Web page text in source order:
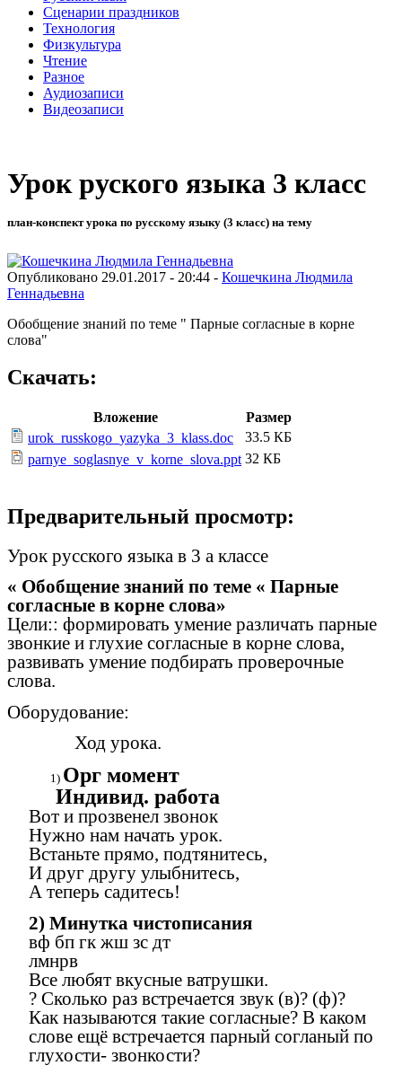
Сценарии праздников
Технология
Физкультура
Чтение
Разное
Аудиозаписи
Видеозаписи
Урок руского языка 3 класс
план-конспект урока по русскому языку (3 класс) на тему
Опубликовано 29.01.2017 - 20:44 - Кошечкина Людмила
Геннадьевна
Обобщение знаний по теме " Парные согласные в корне
слова"
Скачать:
Вложение
Размер
urok_russkogo_yazyka_3_klass.doc
33.5 КБ
parnye_soglasnye_v_korne_slova.ppt 32 КБ
Предварительный просмотр:
Урок русского языка в 3 а классе
« Обобщение знаний по теме « Парные
согласные в корне слова»
Цели:: формировать умение различать парные
звонкие и глухие согласные в корне слова,
развивать умение подбирать проверочные
слова.
Оборудование:
Ход урока.
Орг момент
Индивид. работа
Вот и прозвенел звонок
Нужно нам начать урок.
Встаньте прямо, подтянитесь,
И друг другу улыбнитесь,
А теперь садитесь!
2) Минутка чистописания
вф бп гк жш зс дт
лмнрв
Все любят вкусные ватрушки.
? Сколько раз встречается звук (в)? (ф)?
Как называются такие согласные? В каком
слове ещё встречается парный согланый по
глухости- звонкости?